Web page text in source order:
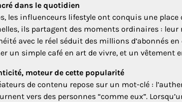
dans le quotidien
les influenceurs lifestyle ont conquis une
ils partagent des moments ordinaires :
avec le réel séduit des millions d’abonnés
un simple café en art de vivre, et un vêtement
moteur de cette popularité
de contenu repose sur un mot-clé :
vers des personnes “comme eux”.